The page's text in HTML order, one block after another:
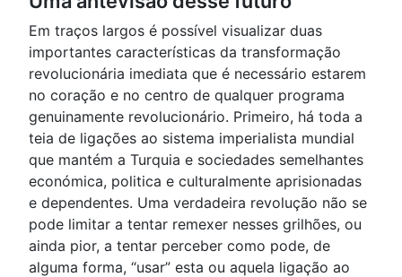
Em traços largos é possível visualizar duas
importantes características da transformação
revolucionária imediata que é necessário estarem
no coração e no centro de qualquer programa
genuinamente revolucionário. Primeiro, há toda a
teia de ligações ao sistema imperialista mundial
que mantém a Turquia e sociedades semelhantes
económica, politica e culturalmente aprisionadas
e dependentes. Uma verdadeira revolução não se
pode limitar a tentar remexer nesses grilhões, ou
ainda pior, a tentar perceber como pode, de
alguma forma, “usar” esta ou aquela ligação ao